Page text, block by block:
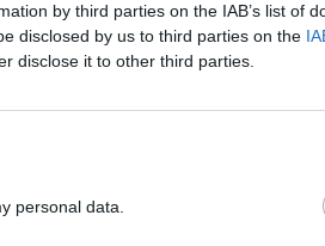
by third parties on the IAB’s list of
disclosed by us to third parties on the
disclose it to other third parties.
personal data.
l'allenamento
è molto attivo sul
Lapadula.
2022 e ha già
una contro la